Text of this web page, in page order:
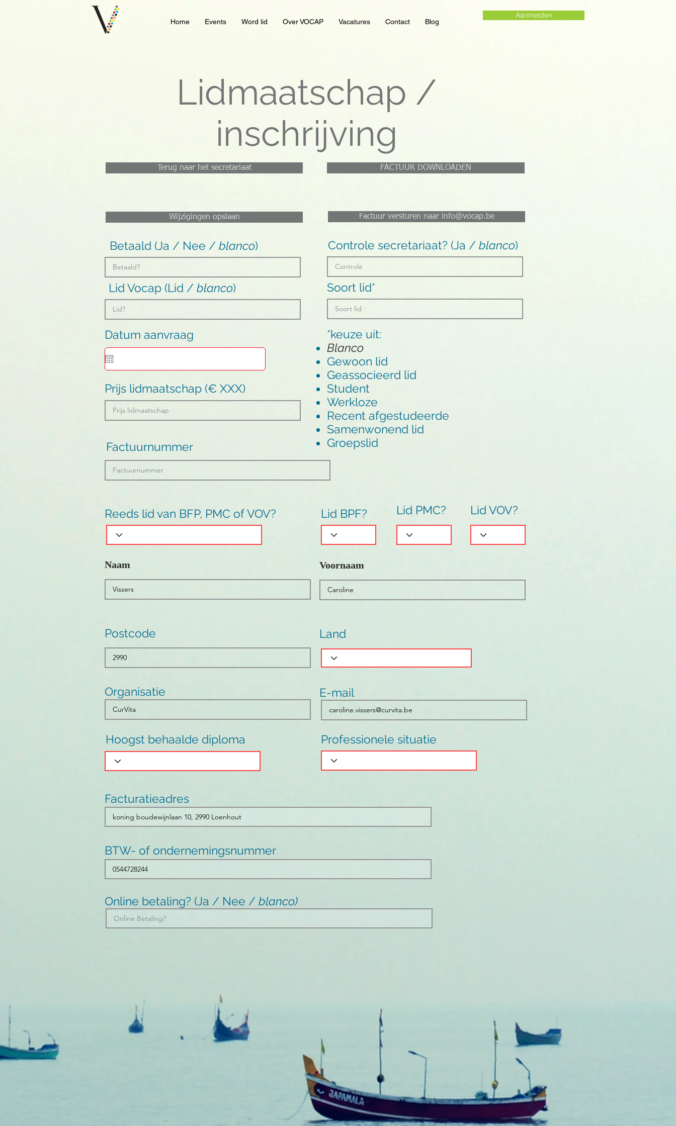
Home Events Word lid Over VOCAP Vacatures Contact Blog
Aanmelden
Lidmaatschap /
inschrijving
Terug naar het secretariaat FACTUUR DOWNLOADEN
Wijzigingen opslaan
Betaald (Ja / Nee / blanco)
Lid Vocap (Lid / blanco)
Datum aanvraag
Prijs lidmaatschap (€ XXX)
Factuurnummer
Factuur versturen naar info@vocap.be
Controle secretariaat? (Ja / blanco)
Soort lid*
*keuze uit:
Blanco
Gewoon lid
Geassocieerd lid
Student
Werkloze
Recent afgestudeerde
Samenwonend lid
Groepslid
Reeds lid van BFP, PMC of VOV? Lid BPF? Lid PMC? Lid VOV?
Naam Voornaam
Postcode
Organisatie
Hoogst behaalde diploma
Land
E-mail
Professionele situatie
Facturatieadres
BTW- of ondernemingsnummer
Online betaling? (Ja / Nee / blanco)